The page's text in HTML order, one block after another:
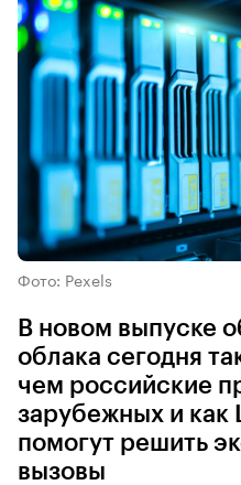
Фото: Pexels
В новом выпуске
облака сегодня
чем российские
зарубежных и
помогут решить
вызовы